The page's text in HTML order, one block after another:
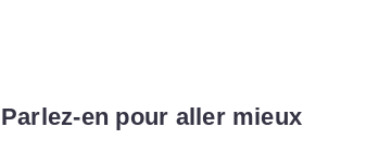
Parlez-en pour aller mieux